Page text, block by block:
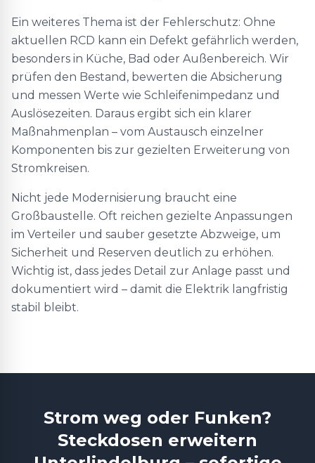
Ein weiteres Thema ist der Fehlerschutz: Ohne
aktuellen RCD kann ein Defekt gefährlich werden,
besonders in Küche, Bad oder Außenbereich. Wir
prüfen den Bestand, bewerten die Absicherung
und messen Werte wie Schleifenimpedanz und
Auslösezeiten. Daraus ergibt sich ein klarer
Maßnahmenplan – vom Austausch einzelner
Komponenten bis zur gezielten Erweiterung von
Stromkreisen.
Nicht jede Modernisierung braucht eine
Großbaustelle. Oft reichen gezielte Anpassungen
im Verteiler und sauber gesetzte Abzweige, um
Sicherheit und Reserven deutlich zu erhöhen.
Wichtig ist, dass jedes Detail zur Anlage passt und
dokumentiert wird – damit die Elektrik langfristig
stabil bleibt.
Strom weg oder Funken?
Steckdosen erweitern